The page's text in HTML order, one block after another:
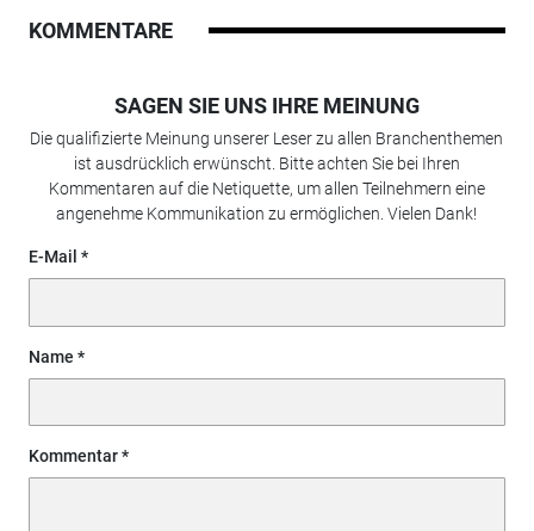
KOMMENTARE
SAGEN SIE UNS IHRE MEINUNG
Die qualifizierte Meinung unserer Leser zu allen Branchenthemen
ist ausdrücklich erwünscht. Bitte achten Sie bei Ihren
Kommentaren auf die Netiquette, um allen Teilnehmern eine
angenehme Kommunikation zu ermöglichen. Vielen Dank!
E-Mail
Name
Kommentar